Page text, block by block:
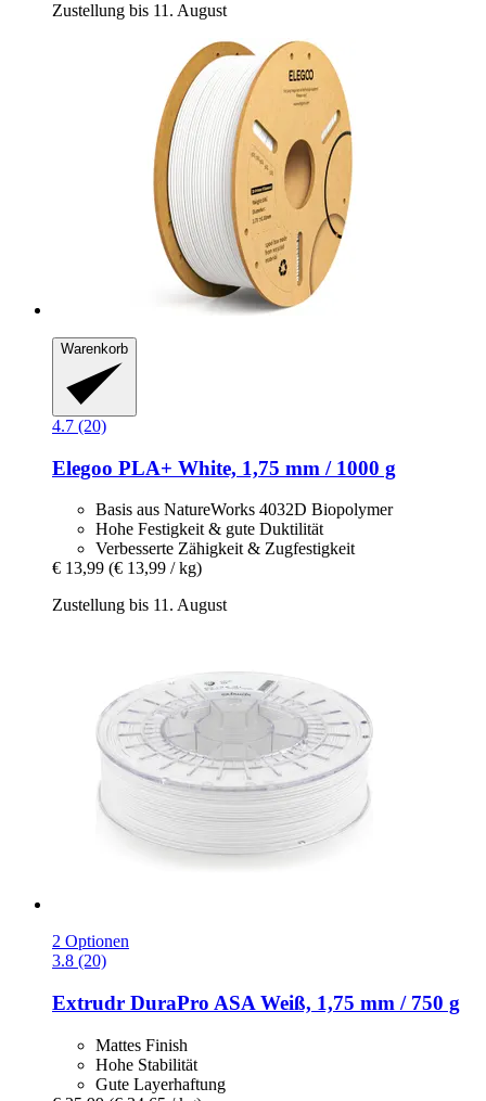
Zustellung bis 11. August
Warenkorb
4.7 (20)
Elegoo PLA+ White, 1,75 mm / 1000 g
Basis aus NatureWorks 4032D Biopolymer
Hohe Festigkeit & gute Duktilität
Verbesserte Zähigkeit & Zugfestigkeit
€ 13,99 (€ 13,99 / kg)
Zustellung bis 11. August
2 Optionen
3.8 (20)
Extrudr DuraPro ASA Weiß, 1,75 mm / 750 g
Mattes Finish
Hohe Stabilität
Gute Layerhaftung